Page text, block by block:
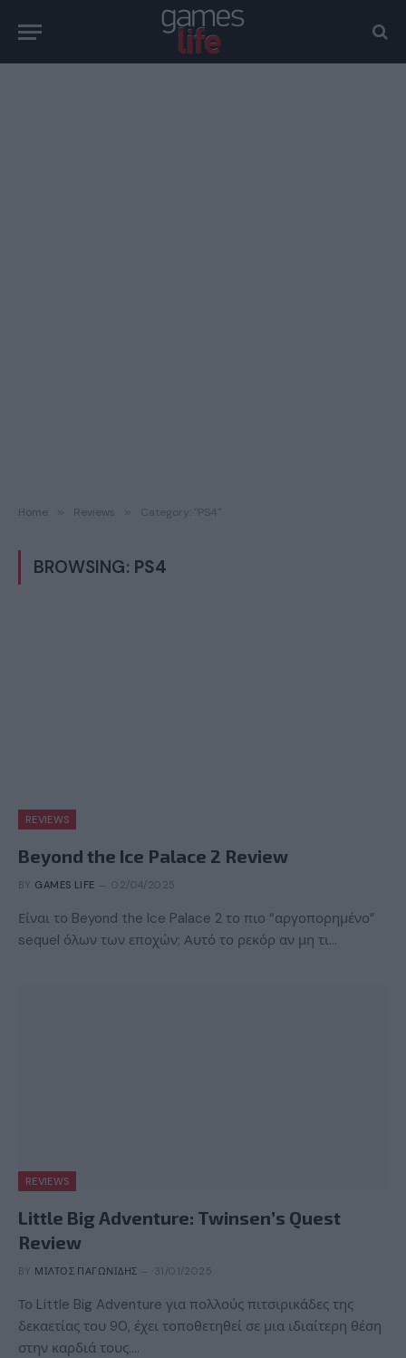
Home Reviews Category: "PS4"
BROWSING: PS4
REVIEWS
Beyond the Ice Palace 2 Review
BY GAMES LIFE 02/04/2025
Είναι το Beyond the Ice Palace 2 το πιο “αργοπορημένο”
sequel όλων των εποχών; Αυτό το ρεκόρ αν μη τι…
REVIEWS
Little Big Adventure: Twinsen’s Quest
Review
BY ΜΊΛΤΟΣ ΠΑΓΩΝΊΔΗΣ 31/01/2025
Το Little Big Adventure για πολλούς πιτσιρικάδες της
δεκαετίας του 90, έχει τοποθετηθεί σε μια ιδιαίτερη θέση
στην καρδιά τους.…